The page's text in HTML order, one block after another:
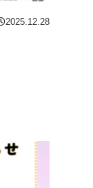
2025.12.28